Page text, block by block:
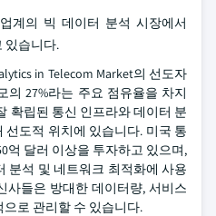
계의 빅 데이터 분석 시장에서
있습니다.
in Telecom Market의 선도자
의 27%라는 주요 점유율을 차지
확립된 통신 인프라와 데이터 분
선도적 위치에 있습니다. 미국 통
억 달러 이상을 투자하고 있으며,
분석 및 네트워크 최적화에 사용
사들은 방대한 데이터량, 서비스
로 관리할 수 있습니다.